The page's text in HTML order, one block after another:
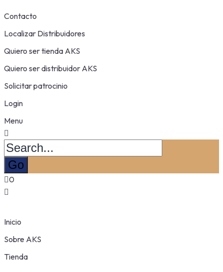
Contacto
Localizar Distribuidores
Quiero ser tienda AKS
Quiero ser distribuidor AKS
Solicitar patrocinio
Login
Menu
0
Inicio
Sobre AKS
Tienda